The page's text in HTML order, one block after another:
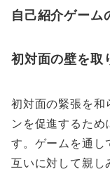
自己紹介ゲーム
初対面の壁を取
初対面の緊張を和
ンを促進するた
す。ゲームを通し
互いに対して親し